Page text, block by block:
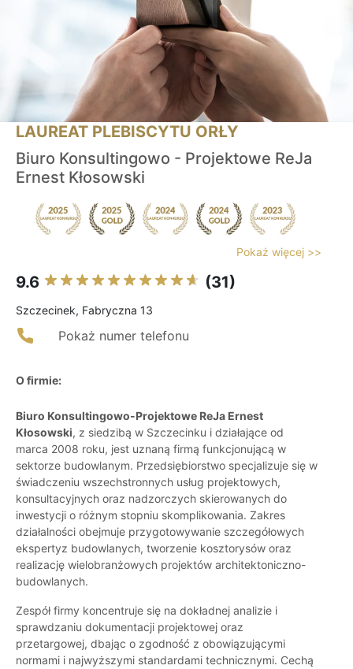
LAUREAT PLEBISCYTU ORŁY
Biuro Konsultingowo - Projektowe ReJa
Ernest Kłosowski
Pokaż więcej >>
9.6 (31)
Szczecinek, Fabryczna 13
Pokaż numer telefonu
O firmie:
Biuro Konsultingowo-Projektowe ReJa Ernest
Kłosowski, z siedzibą w Szczecinku i działające od
marca 2008 roku, jest uznaną firmą funkcjonującą w
sektorze budowlanym. Przedsiębiorstwo specjalizuje się w
świadczeniu wszechstronnych usług projektowych,
konsultacyjnych oraz nadzorczych skierowanych do
inwestycji o różnym stopniu skomplikowania. Zakres
działalności obejmuje przygotowywanie szczegółowych
ekspertyz budowlanych, tworzenie kosztorysów oraz
realizację wielobranżowych projektów architektoniczno-
budowlanych.
Zespół firmy koncentruje się na dokładnej analizie i
sprawdzaniu dokumentacji projektowej oraz
przetargowej, dbając o zgodność z obowiązującymi
normami i najwyższymi standardami technicznymi. Cechą